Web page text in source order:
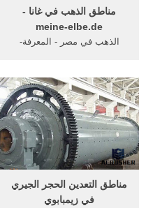
مناطق الذهب في غانا -
meine-elbe.de
الذهب في مصر - المعرفة-
الثالثة فه أسعار الذهب في
غانا, الأحد 08 ديسمبر 2019
مناطق التعدين الحجر الجيري
في زيمبابوي